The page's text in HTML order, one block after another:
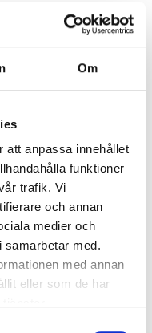
Om
att anpassa innehållet
funktioner
trafik. Vi
och annan
medier och
samarbetar med.
med annan
eller som de har
sensor
självtest
lm
2-22